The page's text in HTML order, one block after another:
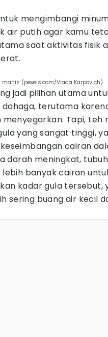
mengimbangi
air putih agar kamu
saat aktivitas fisik
(pexels.com/Vlada Karpovich)
jadi pilihan utama
terutama
Tapi, teh
yang sangat tinggi,
cairan
darah meningkat,
banyak cairan
kadar gula tersebut,
sering buang air kecil